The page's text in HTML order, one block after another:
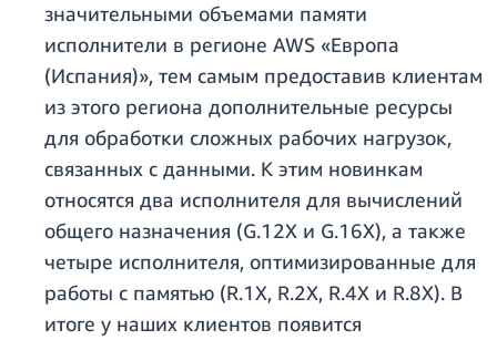
значительными объемами памяти
исполнители в регионе AWS «Европа
(Испания)», тем самым предоставив клиентам
из этого региона дополнительные ресурсы
для обработки сложных рабочих нагрузок,
связанных с данными. К этим новинкам
относятся два исполнителя для вычислений
общего назначения (G.12X и G.16X), а также
четыре исполнителя, оптимизированные для
работы с памятью (R.1X, R.2X, R.4X и R.8X). В
итоге у наших клиентов появится